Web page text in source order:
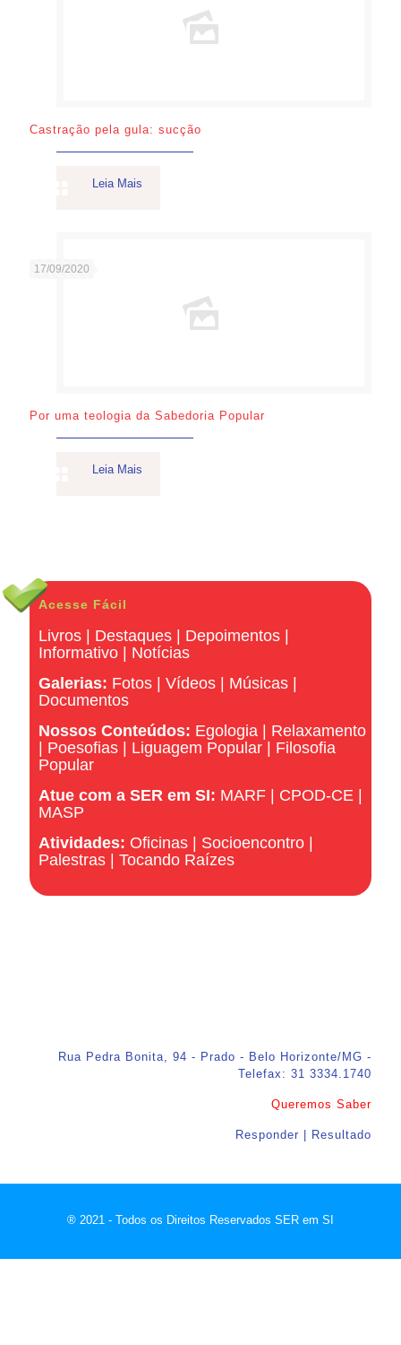
Castração pela gula: sucção
Leia Mais
17/09/2020
Por uma teologia da Sabedoria Popular
Leia Mais
Acesse Fácil
Livros Destaques Depoimentos
Informativo
Notícias
Galerias: Fotos Vídeos Músicas
Documentos
Nossos Conteúdos: Egologia
Relaxamento
Poesofias Liguagem Popular
Filosofia
Popular
Atue com a SER em SI: MARF CPOD-CE
MASP
Atividades: Oficinas Socioencontro
Palestras
Tocando Raízes
Rua Pedra Bonita, 94 - Prado - Belo Horizonte/MG -
Telefax: 31 3334.1740
Queremos Saber
Responder | Resultado
® 2021 - Todos os Direitos Reservados SER em SI